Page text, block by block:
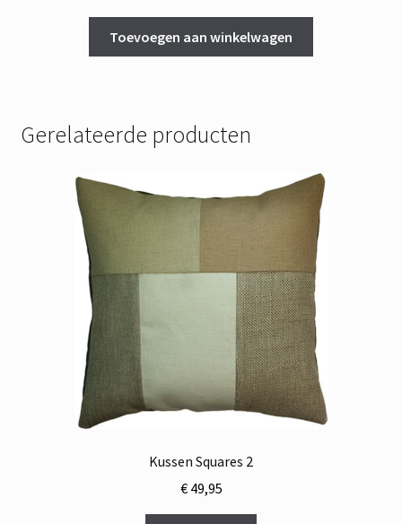
Toevoegen aan winkelwagen
Gerelateerde producten
Kussen Squares 2
€49,95